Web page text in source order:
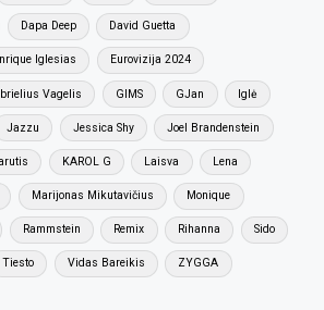
Dapa Deep David Guetta
Iglesias Eurovizija 2024
Vagelis GIMS GJan Iglė
Jazzu Jessica Shy Joel Brandenstein
KAROL G Laisva Lena
Marijonas Mikutavičius Monique
Rammstein Remix Rihanna Sido
Tiesto Vidas Bareikis ZYGGA